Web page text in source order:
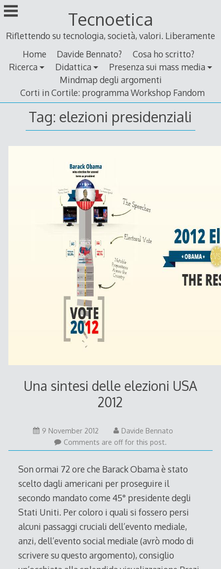
Skip
to
Tecnoetica
Riflettendo su tecnologia, società, valori. Liberamente
Home
Davide Bennato?
Cosa ho scritto?
Ricerca
Didattica
Presenza sui mass media
Mindmap degli argomenti
Corti in Cortile: programma Workshop Fandom
Tag: elezioni presidenziali
Una sintesi delle elezioni USA
2012
9 November 2012
Davide Bennato
Comments are off for this post.
Son ormai 72 ore che Barack Obama è stato
scelto dagli americani per proseguire il
secondo mandato come 45° presidente degli
Stati Uniti. Per coloro i quali si fossero persi
alcuni passaggi cruciali dell’evento mediale,
anzi, dell’evento social mediale (avrò modo di
scrivere su questo argomento), consiglio